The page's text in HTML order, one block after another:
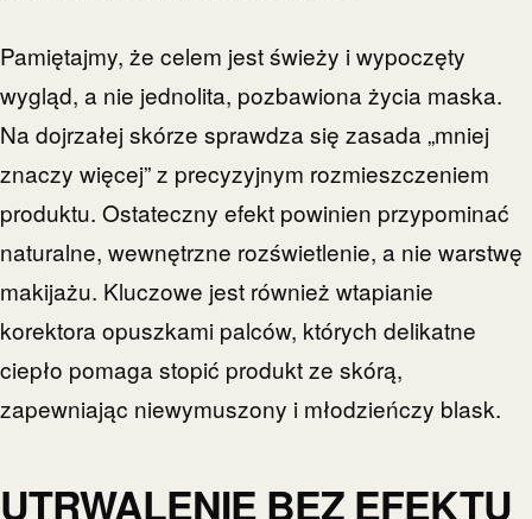
Pamiętajmy, że celem jest świeży i wypoczęty
wygląd, a nie jednolita, pozbawiona życia maska.
Na dojrzałej skórze sprawdza się zasada „mniej
znaczy więcej” z precyzyjnym rozmieszczeniem
produktu. Ostateczny efekt powinien przypominać
naturalne, wewnętrzne rozświetlenie, a nie warstwę
makijażu. Kluczowe jest również wtapianie
korektora opuszkami palców, których delikatne
ciepło pomaga stopić produkt ze skórą,
zapewniając niewymuszony i młodzieńczy blask.
UTRWALENIE BEZ EFEKTU